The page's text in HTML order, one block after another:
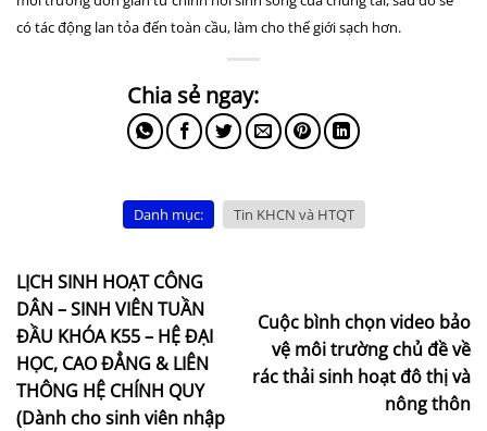
có tác động lan tỏa đến toàn cầu, làm cho thế giới sạch hơn.
Danh mục: Tin KHCN và HTQT
LỊCH SINH HOẠT CÔNG
DÂN – SINH VIÊN TUẦN
ĐẦU KHÓA K55 – HỆ ĐẠI
HỌC, CAO ĐẲNG & LIÊN
THÔNG HỆ CHÍNH QUY
(Dành cho sinh viên nhập
Cuộc bình chọn video bảo
vệ môi trường chủ đề về
rác thải sinh hoạt đô thị và
nông thôn